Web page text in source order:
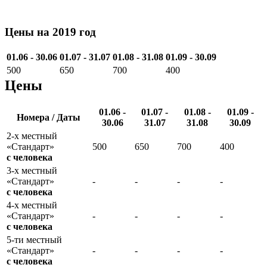
Цены на 2019 год
01.06 - 30.06 01.07 - 31.07 01.08 - 31.08 01.09 - 30.09
500
650 700 400
Цены
Номера / Даты
01.06 -
30.06
01.07 -
31.07
01.08 -
31.08
01.09 -
30.09
2-х местный
«Стандарт»
с человека
500 650 700 400
3-х местный
«Стандарт»
с человека
- - - -
4-х местный
«Стандарт»
с человека
- - - -
5-ти местный
«Стандарт»
с человека
- - - -